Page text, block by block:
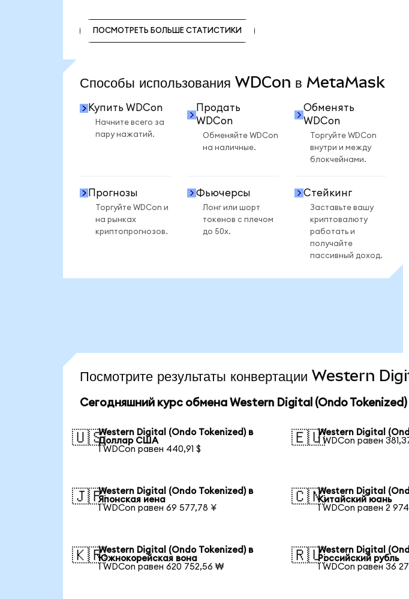
ПОСМОТРЕТЬ БОЛЬШЕ СТАТИСТИКИ
Способы использования WDCon в MetaMask
Купить WDCon
Начните всего за
пару нажатий.
Продать
WDCon
Обменяйте WDCon
на наличные.
Обменять
WDCon
Торгуйте WDCon
внутри и между
блокчейнами.
Прогнозы
Торгуйте WDCon и
на рынках
криптопрогнозов.
Фьючерсы
Лонг или шорт
токенов с плечом
до 50x.
Стейкинг
Заставьте вашу
криптовалюту
работать и
получайте
пассивный доход.
Посмотрите результаты конвертации Western
Сегодняшний курс обмена Western Digital (Ondo Tokenized)
🇺🇸Western Digital (Ondo Tokenized) в
Доллар США
1 WDCon равен 440,91 $
🇪🇺Western Digital
1 WDCon равен
🇯🇵Western Digital (Ondo Tokenized) в
Японская иена
1 WDCon равен 69 577,78 ¥
🇨🇳Western Digital
Китайский юань
1 WDCon равен 2
🇰🇷Western Digital (Ondo Tokenized) в
Южнокорейская вона
1 WDCon равен 620 752,56 ₩
🇷🇺Western Digital
Российский рубль
1 WDCon равен 36